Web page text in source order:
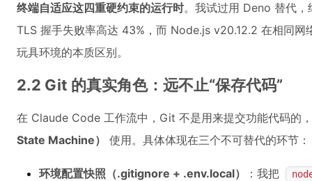
终端自适应这四重硬约束的运行时。我试过用 Deno 替代
TLS 握手失败率高达 43%，而 Node.js v20.12.2 在相同
玩具环境的本质区别。
2.2 Git 的真实角色：远不止“保存代码”
在 Claude Code 工作流中，Git 不是用来提交功能代码的
State Machine）
使用。具体体现在三个不可替代的环节：
环境配置快照（.gitignore + .env.local） ：我把